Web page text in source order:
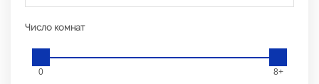
Число комнат
0 8+